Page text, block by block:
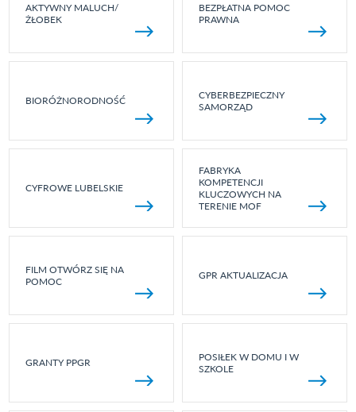
AKTYWNY MALUCH/
ŻŁOBEK
BEZPŁATNA POMOC
PRAWNA
BIORÓŻNORODNOŚĆ
CYBERBEZPIECZNY
SAMORZĄD
CYFROWE LUBELSKIE
FABRYKA
KOMPETENCJI
KLUCZOWYCH NA
TERENIE MOF
FILM OTWÓRZ SIĘ NA
POMOC
GPR AKTUALIZACJA
GRANTY PPGR
POSIŁEK W DOMU I W
SZKOLE